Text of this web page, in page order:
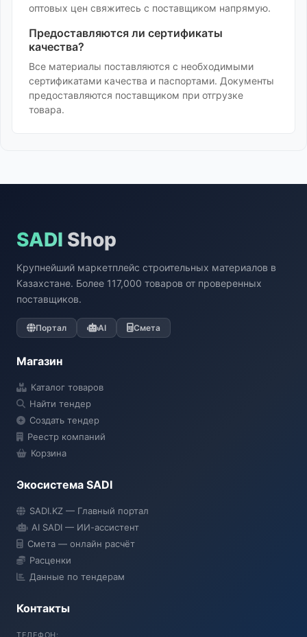
оптовых цен свяжитесь с поставщиком напрямую.
Предоставляются ли сертификаты
качества?
Все материалы поставляются с необходимыми
сертификатами качества и паспортами. Документы
предоставляются поставщиком при отгрузке
товара.
SADI Shop
Крупнейший маркетплейс строительных материалов в
Казахстане. Более 117,000 товаров от проверенных
поставщиков.
Портал AI Смета
Магазин
Каталог товаров
Найти тендер
Создать тендер
Реестр компаний
Корзина
Экосистема SADI
SADI.KZ — Главный портал
AI SADI — ИИ-ассистент
Смета — онлайн расчёт
Расценки
Данные по тендерам
Контакты
ТЕЛЕФОН:
● Подключение...